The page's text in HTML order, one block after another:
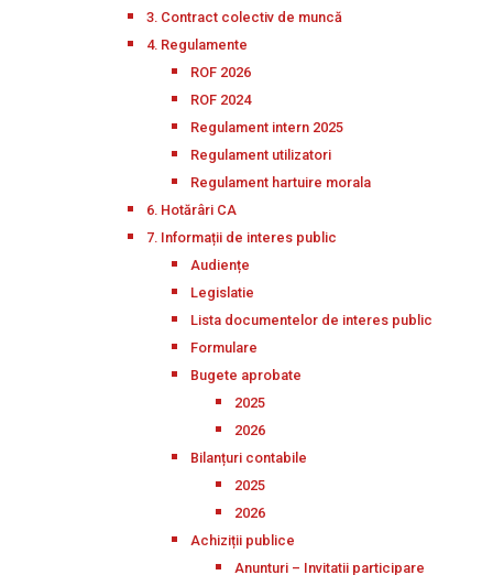
3. Contract colectiv de muncă
4. Regulamente
ROF 2026
ROF 2024
Regulament intern 2025
Regulament utilizatori
Regulament hartuire morala
6. Hotărâri CA
7. Informații de interes public
Audiențe
Legislatie
Lista documentelor de interes public
Formulare
Bugete aprobate
2025
2026
Bilanțuri contabile
2025
2026
Achiziții publice
Anunturi – Invitatii participare